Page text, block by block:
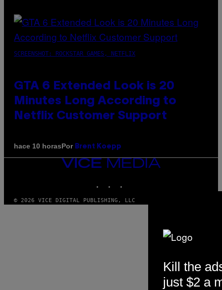
SCREENSHOT: ROCKSTAR GAMES, NETFLIX
GTA 6 Extended Look is 20
Minutes Long According to
Netflix Customer Support
hace 10 horasPor Brent Koepp
VICE
MEDIA
© 2026 VICE DIGITAL PUBLISHING, LLC
Kill the
just $2 a